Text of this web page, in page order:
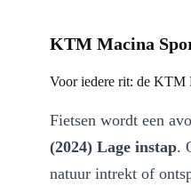
KTM Macina
Voor iedere rit: de KTM
Fietsen wordt een
(2024) Lage instap.
natuur intrekt of